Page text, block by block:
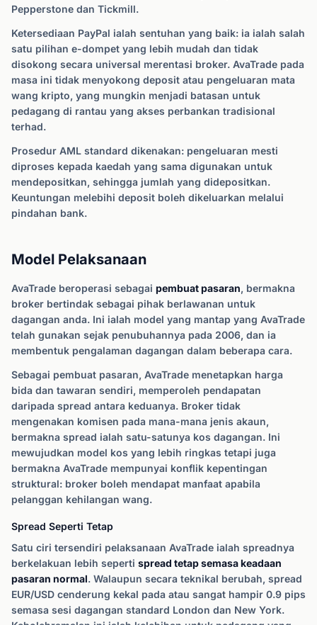
Pepperstone dan Tickmill.
Ketersediaan PayPal ialah sentuhan yang baik: ia ialah salah
satu pilihan e-dompet yang lebih mudah dan tidak
disokong secara universal merentasi broker. AvaTrade pada
masa ini tidak menyokong deposit atau pengeluaran mata
wang kripto, yang mungkin menjadi batasan untuk
pedagang di rantau yang akses perbankan tradisional
terhad.
Prosedur AML standard dikenakan: pengeluaran mesti
diproses kepada kaedah yang sama digunakan untuk
mendepositkan, sehingga jumlah yang didepositkan.
Keuntungan melebihi deposit boleh dikeluarkan melalui
pindahan bank.
Model Pelaksanaan
AvaTrade beroperasi sebagai pembuat pasaran, bermakna
broker bertindak sebagai pihak berlawanan untuk
dagangan anda. Ini ialah model yang mantap yang AvaTrade
telah gunakan sejak penubuhannya pada 2006, dan ia
membentuk pengalaman dagangan dalam beberapa cara.
Sebagai pembuat pasaran, AvaTrade menetapkan harga
bida dan tawaran sendiri, memperoleh pendapatan
daripada spread antara keduanya. Broker tidak
mengenakan komisen pada mana-mana jenis akaun,
bermakna spread ialah satu-satunya kos dagangan. Ini
mewujudkan model kos yang lebih ringkas tetapi juga
bermakna AvaTrade mempunyai konflik kepentingan
struktural: broker boleh mendapat manfaat apabila
pelanggan kehilangan wang.
Spread Seperti Tetap
Satu ciri tersendiri pelaksanaan AvaTrade ialah spreadnya
berkelakuan lebih seperti spread tetap semasa keadaan
pasaran normal. Walaupun secara teknikal berubah, spread
EUR/USD cenderung kekal pada atau sangat hampir 0.9 pips
semasa sesi dagangan standard London dan New York.